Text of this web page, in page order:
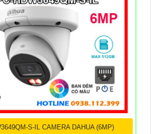
S-IL CAMERA DAHUA (6MP)